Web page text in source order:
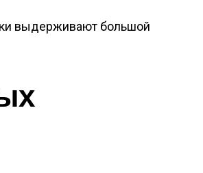
выдерживают большой